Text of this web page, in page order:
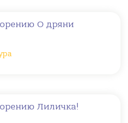
О дряни
Лиличка!